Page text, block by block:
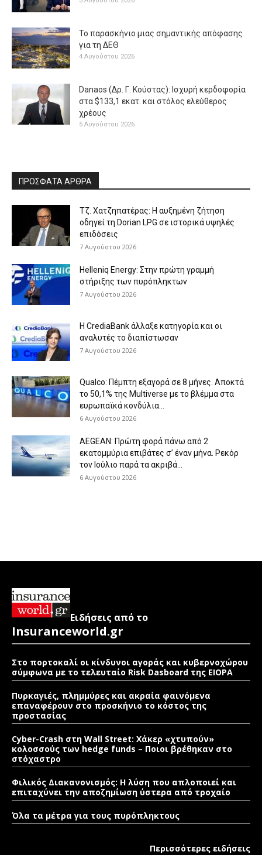
Το παρασκήνιο μιας σημαντικής απόφασης
για τη ΔΕΘ
4 Αυγούστου 2026
Danaos (Δρ. Γ. Κούστας): Ισχυρή κερδοφορία
στα $133,1 εκατ. και στόλος ελεύθερος
χρέους
5 Αυγούστου 2026
ΠΡΟΣΦΑΤΑ ΑΡΘΡΑ
Τζ. Χατζηπατέρας: H αυξημένη ζήτηση
οδηγεί τη Dorian LPG σε ιστορικά υψηλές
επιδόσεις
7 Αυγούστου 2026
Helleniq Energy: Στην πρώτη γραμμή
στήριξης των πυρόπληκτων
7 Αυγούστου 2026
Η CrediaBank άλλαξε κατηγορία και οι
αναλυτές το διαπίστωσαν
7 Αυγούστου 2026
Qualco: Πέμπτη εξαγορά σε 8 μήνες. Aποκτά
το 50,1% της Multiverse με το βλέμμα στα
ευρωπαϊκά κονδύλια...
6 Αυγούστου 2026
AEGEAN: Πρώτη φορά πάνω από 2
εκατομμύρια επιβάτες σ’ έναν μήνα. Ρεκόρ
τον Ιούλιο παρά τα ακριβά...
6 Αυγούστου 2026
Ειδήσεις από το
Insuranceworld.gr
Στο πορτοκαλί οι κίνδυνοι αγοράς και κυβερνοχώρου
σύμφωνα με το τελευταίο Risk Dasboard της EIOPA
Πυρκαγιές, πλημμύρες και ακραία φαινόμενα
επαναφέρουν στο προσκήνιο το κόστος της
προστασίας
Cyber-Crash στη Wall Street: Χάκερ «χτυπούν»
κολοσσούς των hedge funds – Ποιοι βρέθηκαν στο
στόχαστρο
Φιλικός Διακανονισμός: Η λύση που απλοποιεί και
επιταχύνει την αποζημίωση ύστερα από τροχαίο
Όλα τα μέτρα για τους πυρόπληκτους
Περισσότερες ειδήσεις